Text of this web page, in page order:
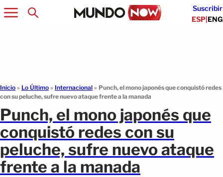
Suscribir
ESP|ENG
Inicio » Lo Último » Internacional » Punch, el mono japonés que conquistó redes
con su peluche, sufre nuevo ataque frente a la manada
Punch, el mono japonés que
conquistó redes con su
peluche, sufre nuevo ataque
frente a la manada